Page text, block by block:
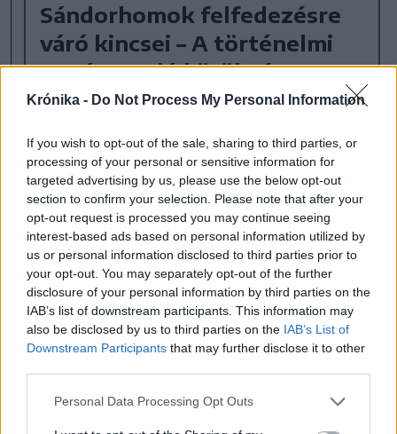
Krónika - Do Not Process My Personal Information
If you wish to opt-out of the sale, sharing to third parties, or
processing of your personal or sensitive information for
targeted advertising by us, please use the below opt-out
section to confirm your selection. Please note that after your
opt-out request is processed you may continue seeing
interest-based ads based on personal information utilized by
us or personal information disclosed to third parties prior to
your opt-out. You may separately opt-out of the further
disclosure of your personal information by third parties on the
IAB’s list of downstream participants. This information may
also be disclosed by us to third parties on the IAB’s List of
Downstream Participants that may further disclose it to other
Personal Data Processing Opt Outs
Sándorhomok felfedezésre
váró kincsei – A történelmi
Kováts család öröksége
turisztikai célponttá teheti a
A többségében magyarok lakta Szatmár
megyei Sándorhomok két dologról
nevezetes: remek ízű krumplijáról és a 19.
században híressé vált arisztokrata
Kováts család épített örökségéről.
Szatmár megye kúria kúria